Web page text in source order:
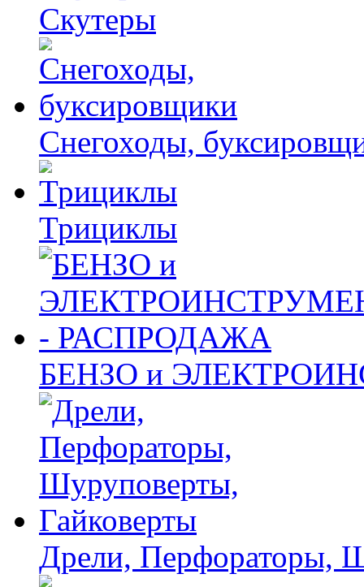
Скутеры
Снегоходы,
Трициклы
БЕНЗО и
Дрели, Перфораторы,